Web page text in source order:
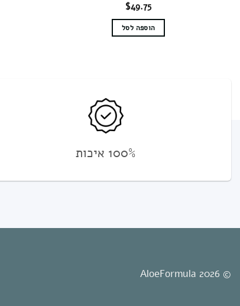
דורג5.00
$49.75
הוספה לסל
100% איכות
© 2026 AloeFormula